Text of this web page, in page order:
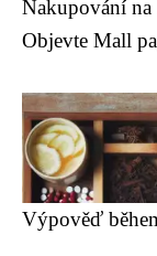
Nakupování na
Objevte Mall
Výpověď